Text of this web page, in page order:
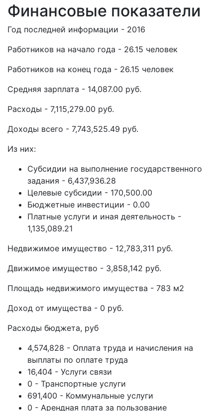
Финансовые показатели
Год последней информации - 2016
Работников на начало года - 26.15 человек
Работников на конец года - 26.15 человек
Средняя зарплата - 14,087.00 руб.
Расходы - 7,115,279.00 руб.
Доходы всего - 7,743,525.49 руб.
Из них:
Субсидии на выполнение государственного
задания - 6,437,936.28
Целевые субсидии - 170,500.00
Бюджетные инвестиции - 0.00
Платные услуги и иная деятельность -
1,135,089.21
Недвижимое имущество - 12,783,311 руб.
Движимое имущество - 3,858,142 руб.
Площадь недвижимого имущества - 783 м2
Доход от имущества - 0 руб.
Расходы бюджета, руб
4,574,828 - Оплата труда и начисления на
выплаты по оплате труда
16,404 - Услуги связи
0 - Транспортные услуги
691,400 - Коммунальные услуги
0 - Арендная плата за пользование